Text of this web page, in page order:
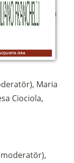
Andrea
Teresa
Maria
Ciociola,
ORA